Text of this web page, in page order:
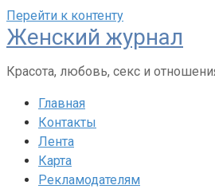
Перейти к контенту
Женский журнал
Красота, любовь, секс и
Главная
Контакты
Лента
Карта
Рекламодателям